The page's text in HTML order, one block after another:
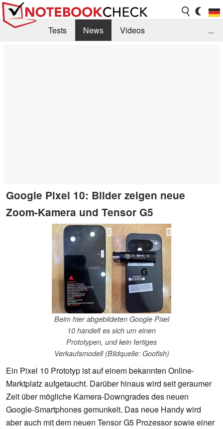
Tests News
Videos
...
Google Pixel 10: Bilder zeigen neue
Zoom-Kamera und Tensor G5
Beim hier abgebildeten Google Pixel
10 handelt es sich um einen
Prototypen, und kein fertiges
Verkaufsmodell (Bildquelle: Goofish)
Ein Pixel 10 Prototyp ist auf einem bekannten Online-
Marktplatz aufgetaucht. Darüber hinaus wird seit geraumer
Zeit über mögliche Kamera-Downgrades des neuen
Google-Smartphones gemunkelt. Das neue Handy wird
aber auch mit dem neuen Tensor G5 Prozessor sowie einer